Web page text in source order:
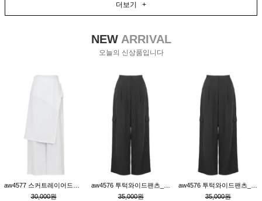
더보기 +
NEWARRIVAL
오늘의 신상품입니다
30,000원
35,000원
35,000원